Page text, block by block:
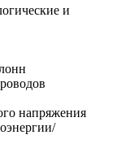
и
напряжения